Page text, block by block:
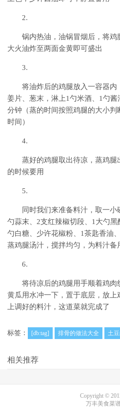
2.
锅内热油，油锅冒烟后，将鸡
大火油炸至两面金黄即可盛出
3.
将油炸后的鸡腿放入一容器内
姜片、葱末，淋上1勺米酒、1勺
分钟（蒸的时间按照鸡腿的大小
时间）
4.
蒸好的鸡腿取出待凉，蒸鸡
的时候要用
5.
同时我们来准备料汁，取一小
勺蒜末、2支红辣椒切段、1大勺黑
勺白糖、少许花椒粉、1茶匙香油
蒸鸡腿汤汁，搅拌均匀，为料汁备
6.
将待凉后的鸡腿用手顺着鸡
黄瓜用水冲一下，置于底层，放
上调好的料汁，这道菜就完成了
标签： [db:tag] 排骨的做法大全 土
相关推荐
Copyright ©
万丰美食菜